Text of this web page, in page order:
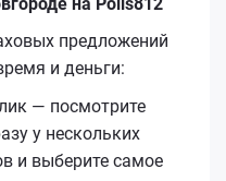
предложений
и деньги:
— посмотрите
у нескольких
и выберите самое